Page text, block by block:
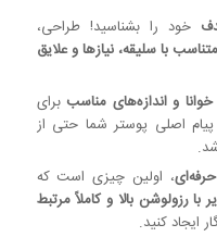
خود را بشناسید! طراحی،
متناسب با سلیقه، نیازها و علایق
و اندازه‌های مناسب برای
اصلی پوستر شما حتی از
، اولین چیزی است که
با رزولوشن بالا و کاملاً مرتبط
ایجاد کنید.